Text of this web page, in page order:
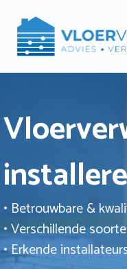
naar
• Betrouwbare &
• Verschillende
• Erkende